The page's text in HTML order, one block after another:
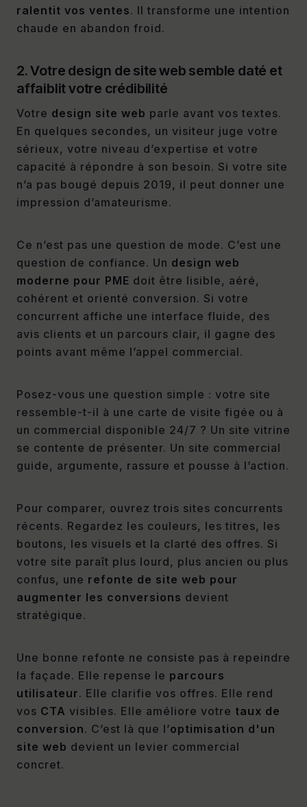
ralentit vos ventes. Il transforme une intention
chaude en abandon froid.
2. Votre design de site web semble daté et
affaiblit votre crédibilité
Votre design site web parle avant vos textes.
En quelques secondes, un visiteur juge votre
sérieux, votre niveau d’expertise et votre
capacité à répondre à son besoin. Si votre site
n’a pas bougé depuis 2019, il peut donner une
impression d’amateurisme.
Ce n’est pas une question de mode. C’est une
question de confiance. Un design web
moderne pour PME doit être lisible, aéré,
cohérent et orienté conversion. Si votre
concurrent affiche une interface fluide, des
avis clients et un parcours clair, il gagne des
points avant même l’appel commercial.
Posez-vous une question simple : votre site
ressemble-t-il à une carte de visite figée ou à
un commercial disponible 24/7 ? Un site vitrine
se contente de présenter. Un site commercial
guide, argumente, rassure et pousse à l’action.
Pour comparer, ouvrez trois sites concurrents
récents. Regardez les couleurs, les titres, les
boutons, les visuels et la clarté des offres. Si
votre site paraît plus lourd, plus ancien ou plus
confus, une refonte de site web pour
augmenter les conversions devient
stratégique.
Une bonne refonte ne consiste pas à repeindre
la façade. Elle repense le parcours
utilisateur. Elle clarifie vos offres. Elle rend
vos CTA visibles. Elle améliore votre taux de
conversion. C’est là que l’optimisation d'un
site web devient un levier commercial
concret.